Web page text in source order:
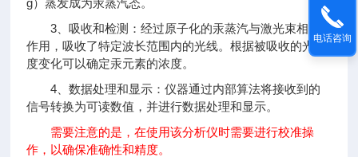
g）蒸发成为汞蒸汽态。
3、吸收和检测：经过原子化的汞蒸汽与激光束相互
作用，吸收了特定波长范围内的光线。根据被吸收的光强
度变化可以确定汞元素的浓度。
4、数据处理和显示：仪器通过内部算法将接收到的
信号转换为可读数值，并进行数据处理和显示。
需要注意的是，在使用该分析仪时需要进行校准操
作，以确保准确性和精度。
电话咨询